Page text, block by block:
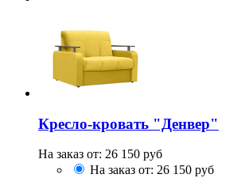
Кресло-кровать "Денвер"
На заказ от: 26 150 руб
На заказ от: 26 150 руб